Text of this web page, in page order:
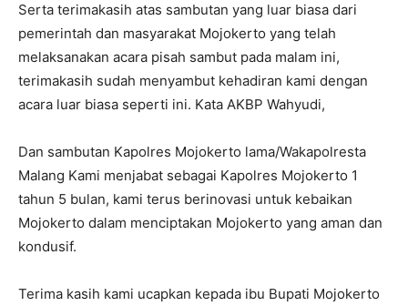
Serta terimakasih atas sambutan yang luar biasa dari
pemerintah dan masyarakat Mojokerto yang telah
melaksanakan acara pisah sambut pada malam ini,
terimakasih sudah menyambut kehadiran kami dengan
acara luar biasa seperti ini. Kata AKBP Wahyudi,
Dan sambutan Kapolres Mojokerto lama/Wakapolresta
Malang Kami menjabat sebagai Kapolres Mojokerto 1
tahun 5 bulan, kami terus berinovasi untuk kebaikan
Mojokerto dalam menciptakan Mojokerto yang aman dan
kondusif.
Terima kasih kami ucapkan kepada ibu Bupati Mojokerto